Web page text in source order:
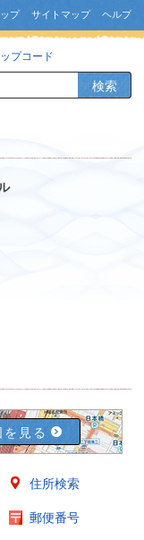
プ サイトマップ ヘルプ
プコード
検索
見る
住所検索
郵便番号